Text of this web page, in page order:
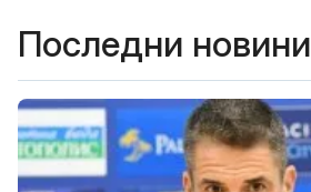
Последни новини